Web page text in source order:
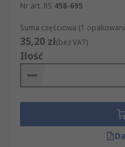
Nr art. RS 458-695
Suma częściowa (1
35,20 zł(bez VAT)
Ilość